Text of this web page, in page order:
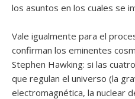
los asuntos en los cuales se
Vale igualmente para el
confirman los eminentes
Stephen Hawking: si las
que regulan el universo (la
electromagnética, la nuclear